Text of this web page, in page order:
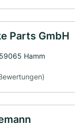
Parts GmbH
Hamm